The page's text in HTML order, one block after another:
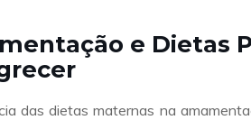
e Dietas
das dietas maternas na